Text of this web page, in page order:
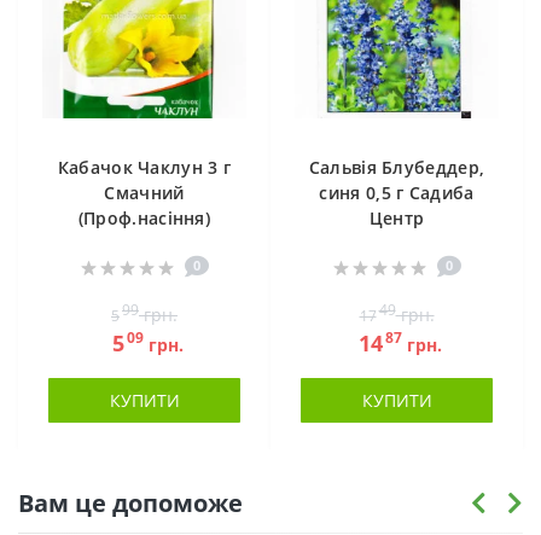
Кабачок Чаклун 3 г
Смачний
(Проф.насіння)
0
599грн.
509грн.
КУПИТИ
Сальвія Блубеддер,
синя 0,5 г Садиба
Центр
0
1749грн.
1487 грн.
КУПИТИ
Вам це допоможе